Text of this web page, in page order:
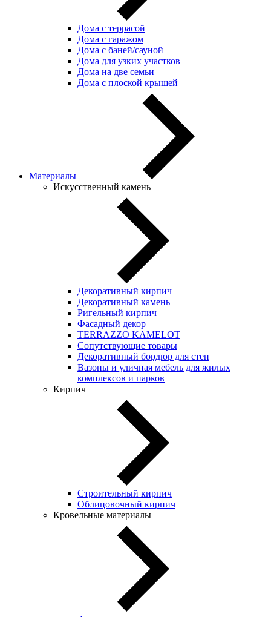
Дома с террасой
Дома с гаражом
Дома с баней/сауной
Дома для узких участков
Дома на две семьи
Дома с плоской крышей
Материалы
Искусственный камень
Декоративный кирпич
Декоративный камень
Ригельный кирпич
Фасадный декор
TERRAZZO KAMELOT
Сопутствующие товары
Декоративный бордюр для стен
Вазоны и уличная мебель для жилых
комплексов и парков
Кирпич
Строительный кирпич
Облицовочный кирпич
Кровельные материалы